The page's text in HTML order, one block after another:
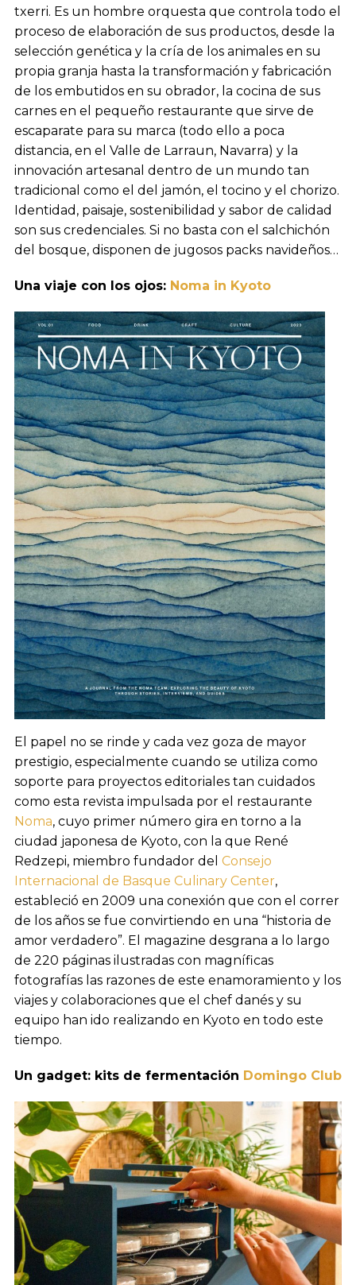
txerri. Es un hombre orquesta que controla todo el
proceso de elaboración de sus productos, desde la
selección genética y la cría de los animales en su
propia granja hasta la transformación y fabricación
de los embutidos en su obrador, la cocina de sus
carnes en el pequeño restaurante que sirve de
escaparate para su marca (todo ello a poca
distancia, en el Valle de Larraun, Navarra) y la
innovación artesanal dentro de un mundo tan
tradicional como el del jamón, el tocino y el chorizo.
Identidad, paisaje, sostenibilidad y sabor de calidad
son sus credenciales. Si no basta con el salchichón
del bosque, disponen de jugosos packs navideños…
Una viaje con los ojos: Noma in Kyoto
El papel no se rinde y cada vez goza de mayor
prestigio, especialmente cuando se utiliza como
soporte para proyectos editoriales tan cuidados
como esta revista impulsada por el restaurante
Noma, cuyo primer número gira en torno a la
ciudad japonesa de Kyoto, con la que René
Redzepi, miembro fundador del Consejo
Internacional de Basque Culinary Center,
estableció en 2009 una conexión que con el correr
de los años se fue convirtiendo en una “historia de
amor verdadero”. El magazine desgrana a lo largo
de 220 páginas ilustradas con magníficas
fotografías las razones de este enamoramiento y los
viajes y colaboraciones que el chef danés y su
equipo han ido realizando en Kyoto en todo este
tiempo.
Un gadget: kits de fermentación Domingo Club